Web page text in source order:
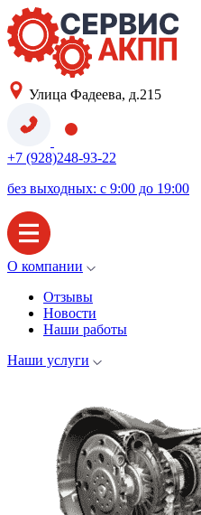
Улица Фадеева, д.215
+7 (928)248-93-22
без выходных: с 9:00 до 19:00
О компании
Отзывы
Новости
Наши работы
Наши услуги